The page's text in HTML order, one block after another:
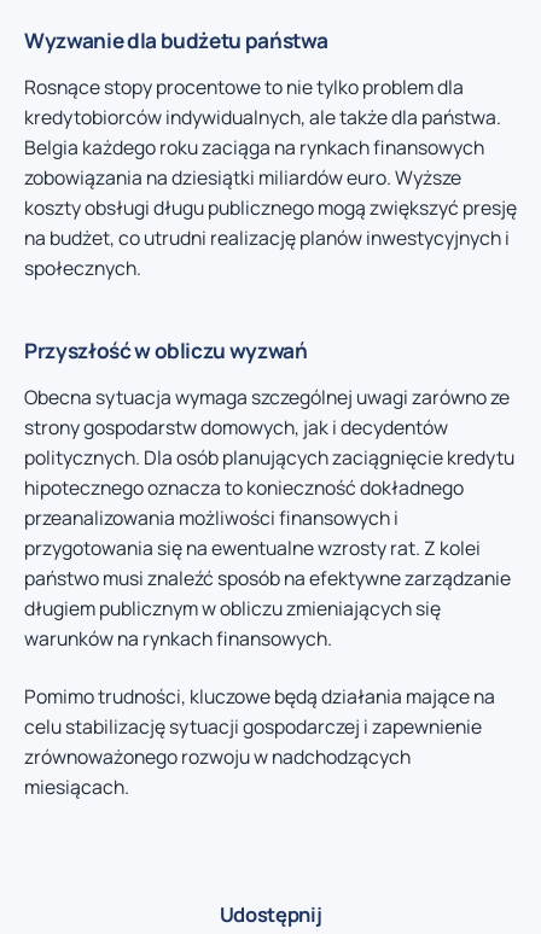
Wyzwanie dla budżetu państwa
Rosnące stopy procentowe to nie tylko problem dla
kredytobiorców indywidualnych, ale także dla państwa.
Belgia każdego roku zaciąga na rynkach finansowych
zobowiązania na dziesiątki miliardów euro. Wyższe
koszty obsługi długu publicznego mogą zwiększyć presję
na budżet, co utrudni realizację planów inwestycyjnych i
społecznych.
Przyszłość w obliczu wyzwań
Obecna sytuacja wymaga szczególnej uwagi zarówno ze
strony gospodarstw domowych, jak i decydentów
politycznych. Dla osób planujących zaciągnięcie kredytu
hipotecznego oznacza to konieczność dokładnego
przeanalizowania możliwości finansowych i
przygotowania się na ewentualne wzrosty rat. Z kolei
państwo musi znaleźć sposób na efektywne zarządzanie
długiem publicznym w obliczu zmieniających się
warunków na rynkach finansowych.
Pomimo trudności, kluczowe będą działania mające na
celu stabilizację sytuacji gospodarczej i zapewnienie
zrównoważonego rozwoju w nadchodzących
miesiącach.
Udostępnij